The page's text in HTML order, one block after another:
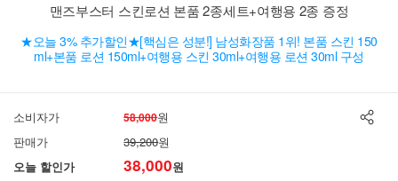
맨즈부스터 스킨로션 본품 2종세트+여행용 2종 증정
★오늘 3% 추가할인★[핵심은 성분!] 남성화장품 1위! 본품 스킨 150
ml+본품 로션 150ml+여행용 스킨 30ml+여행용 로션 30ml 구성
소비자가 58,000원
판매가
39,200원
오늘 할인가
38,000원